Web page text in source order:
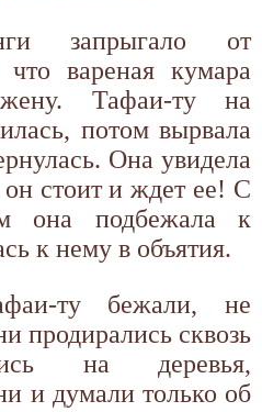
запрыгало от
вареная кумара
Тафаи-ту на
потом вырвала
Она увидела
стоит и ждет ее! С
она подбежала к
к нему в объятия.
ту бежали, не
продирались сквозь
на деревья,
и думали только об